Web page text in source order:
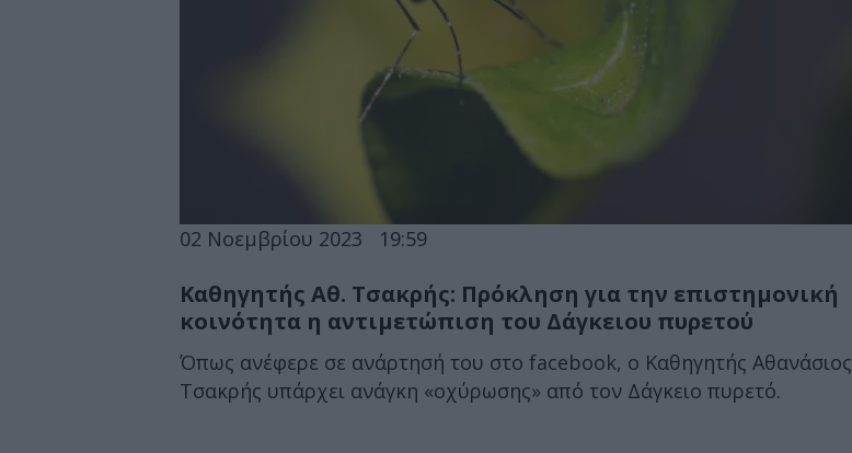
02 Νοεμβρίου 2023 19:59
Καθηγητής Αθ. Τσακρής: Πρόκληση για την επιστημονική
κοινότητα η αντιμετώπιση του Δάγκειου πυρετού
Όπως ανέφερε σε ανάρτησή του στο facebook, ο Καθηγητής Αθανάσιος
Τσακρής υπάρχει ανάγκη «οχύρωσης» από τον Δάγκειο πυρετό.